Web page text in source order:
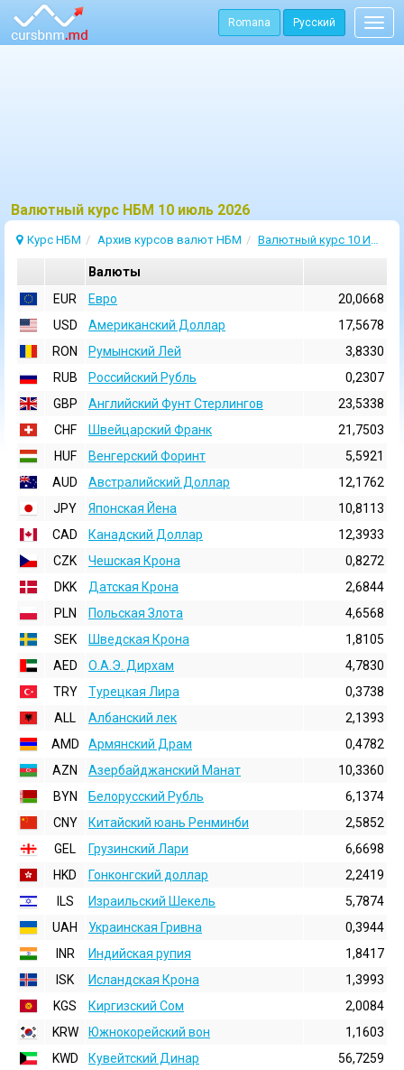
Romana Русский
Bалютный курс НБМ 10 июль 2026
Курс НБМ Архив курсов валют НБМ Валютный курс 10 Июль 2026
Валюты
EUR
Евро
20,0668
USD
Aмериканский Доллар
17,5678
RON
Румынский Лей
3,8330
RUB
Российский Рубль
0,2307
GBP
Английский Фунт Стерлингов
23,5338
CHF
Швейцарский Франк
21,7503
HUF
Венгерский Форинт
5,5921
AUD
Австралийский Доллар
12,1762
JPY
Японская Йена
10,8113
CAD
Канадский Доллар
12,3933
CZK
Чешская Крона
0,8272
DKK
Датская Крона
2,6844
PLN
Польская Злота
4,6568
SEK
Шведская Крона
1,8105
AED
О.А.Э. Дирхам
4,7830
TRY
Турецкая Лира
0,3738
ALL
Албанский лек
2,1393
AMD
Армянский Драм
0,4782
AZN
Азербайджанский Манат
10,3360
BYN
Белорусский Рубль
6,1374
CNY
Китайский юань Ренминби
2,5852
GEL
Грузинский Лари
6,6698
HKD
Гонконгский доллаp
2,2419
ILS
Израильский Шекель
5,7874
UAH
Украинская Гривна
0,3944
INR
Индийская pупия
1,8417
ISK
Исландская Крона
1,3993
KGS
Киргизский Сом
2,0084
KRW
Южнокорейский вон
1,1603
KWD
Кувейтский Динар
56,7259